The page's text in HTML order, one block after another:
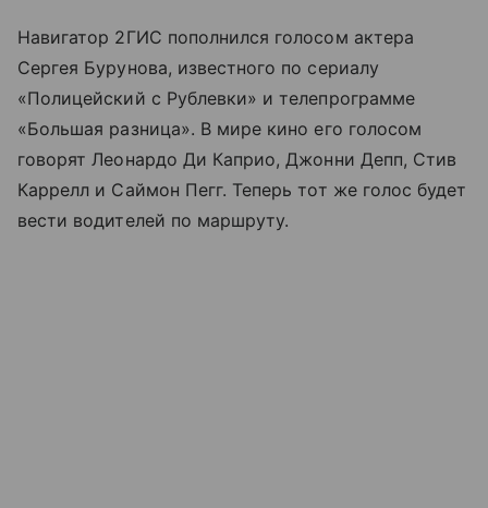
Навигатор 2ГИС пополнился голосом актера
Сергея Бурунова, известного по сериалу
«Полицейский с Рублевки» и телепрограмме
«Большая разница». В мире кино его голосом
говорят Леонардо Ди Каприо, Джонни Депп, Стив
Каррелл и Саймон Пегг. Теперь тот же голос будет
вести водителей по маршруту.